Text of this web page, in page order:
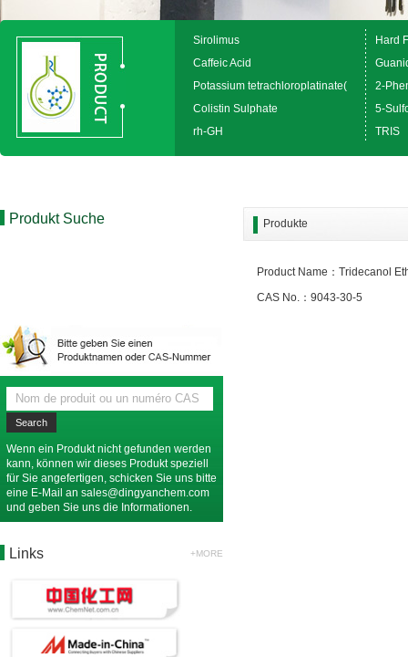
Sirolimus
Hard
Caffeic Acid
Potassium tetrachloroplatinate(
2-
Colistin Sulphate
5-
rh-GH
TRIS
Produkt Suche
Wenn ein Produkt nicht gefunden werden
kann, können wir dieses Produkt speziell
für Sie angefertigen, schicken Sie uns bitte
eine E-Mail an sales@dingyanchem.com
und geben Sie uns die Informationen.
Links +MORE
Produkte
Product Name：Tridecanol
CAS No.：9043-30-5